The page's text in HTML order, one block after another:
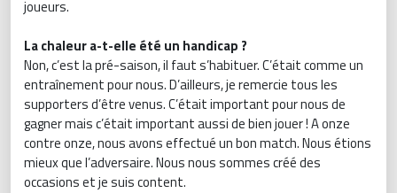
joueurs.
La chaleur a-t-elle été un handicap ?
Non, c’est la pré-saison, il faut s’habituer. C’était comme un
entraînement pour nous. D’ailleurs, je remercie tous les
supporters d’être venus. C’était important pour nous de
gagner mais c’était important aussi de bien jouer ! A onze
contre onze, nous avons effectué un bon match. Nous étions
mieux que l’adversaire. Nous nous sommes créé des
occasions et je suis content.